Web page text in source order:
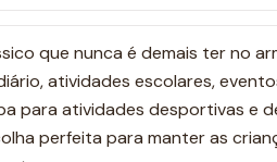
que nunca é demais ter no
atividades escolares,
para atividades desportivas e
perfeita para manter as